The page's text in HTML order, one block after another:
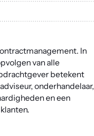
In
van alle
betekent
onderhandelaar,
en een